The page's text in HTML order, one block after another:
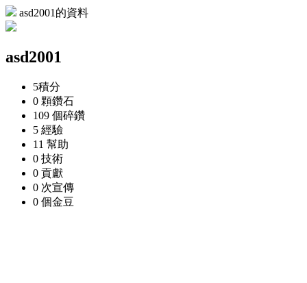
asd2001的資料
asd2001
5積分
0 顆鑽石
109 個碎鑽
5 經驗
11 幫助
0 技術
0 貢獻
0 次宣傳
0 個金豆